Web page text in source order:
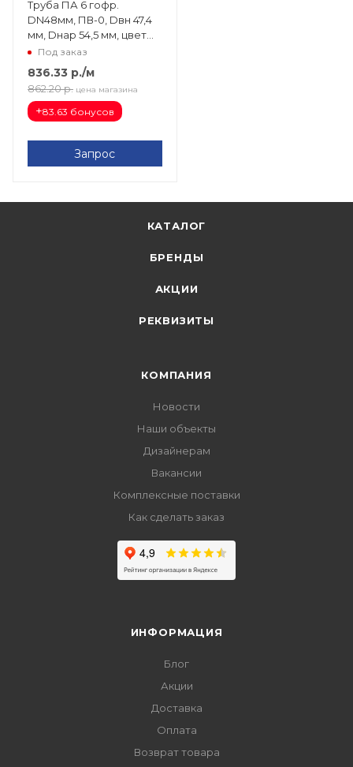
Труба ПА 6 гофр.
DN48мм, ПВ-0, Dвн 47,4
мм, Dнар 54,5 мм, цвет
тёмно-серый, с
протяжкой PA614855F0
Под заказ
836.33 р./м
862.20 р. цена магазина
+83.63 бонусов
Запрос
КАТАЛОГ
БРЕНДЫ
АКЦИИ
РЕКВИЗИТЫ
КОМПАНИЯ
Новости
Наши объекты
Дизайнерам
Вакансии
Комплексные поставки
Как сделать заказ
ИНФОРМАЦИЯ
Блог
Акции
Доставка
Оплата
Возврат товара